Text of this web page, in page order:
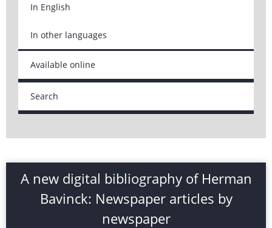
In English
In other languages
Available online
Search
A new digital bibliography of Herman
Bavinck: Newspaper articles by
newspaper